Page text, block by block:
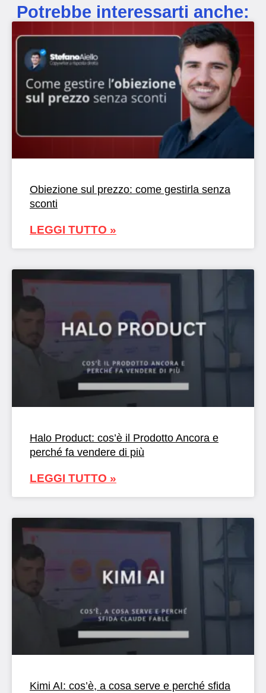
Potrebbe interessarti anche:
Obiezione sul prezzo: come gestirla senza
sconti
LEGGI TUTTO »
Halo Product: cos’è il Prodotto Ancora e
perché fa vendere di più
LEGGI TUTTO »
Kimi AI: cos’è, a cosa serve e perché sfida